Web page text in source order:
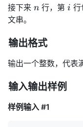
式
无
法
正
常
染。
接下来 n
n 行，第 i
i 行
文串。
输出格式
输出一个整数，代表
输入输出样例
样例输入 #1